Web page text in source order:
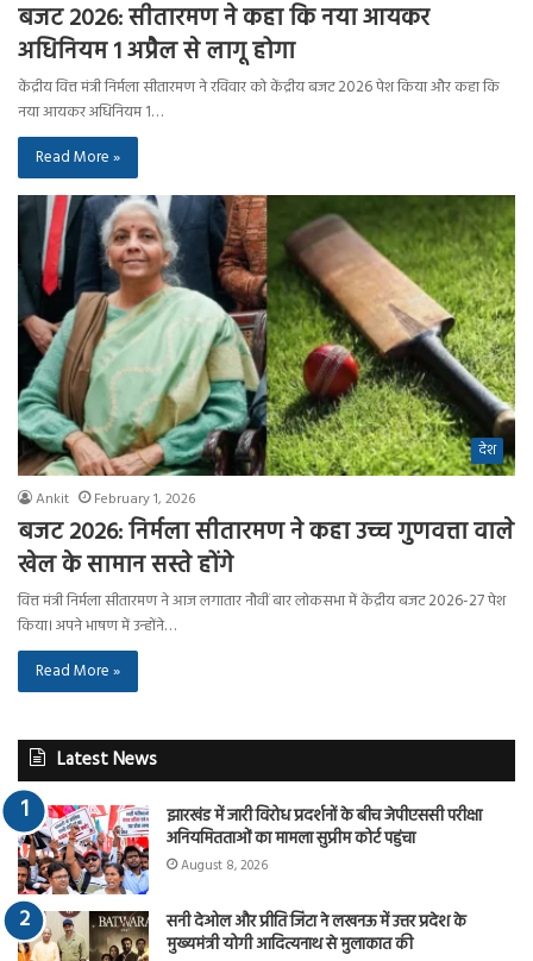
बजट 2026: सीतारमण ने कहा कि नया आयकर
अधिनियम 1 अप्रैल से लागू होगा
केंद्रीय वित्त मंत्री निर्मला सीतारमण ने रविवार को केंद्रीय बजट 2026 पेश किया और कहा कि
नया आयकर अधिनियम 1…
Read More »
देश
Ankit February 1, 2026
बजट 2026: निर्मला सीतारमण ने कहा उच्च गुणवत्ता वाले
खेल के सामान सस्ते होंगे
वित्त मंत्री निर्मला सीतारमण ने आज लगातार नौवीं बार लोकसभा में केंद्रीय बजट 2026-27 पेश
किया। अपने भाषण में उन्होंने…
Read More »
Latest News
झारखंड में जारी विरोध प्रदर्शनों के बीच जेपीएससी परीक्षा
अनियमितताओं का मामला सुप्रीम कोर्ट पहुंचा
August 8, 2026
सनी देओल और प्रीति जिंटा ने लखनऊ में उत्तर प्रदेश के
मुख्यमंत्री योगी आदित्यनाथ से मुलाकात की